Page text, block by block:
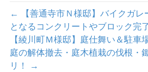
← 【善通寺市Ｎ様邸】バイクガレ
となるコンクリートやブロック完
【綾川町Ｍ様邸】庭仕舞い＆駐車
庭の解体撤去・庭木植栽の伐根・
リ！ →